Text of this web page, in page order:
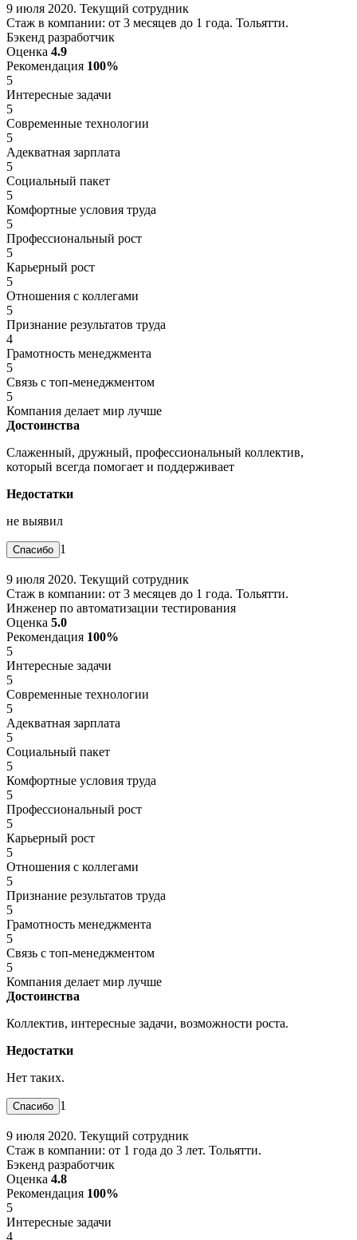
9 июля 2020. Текущий сотрудник
Стаж в компании: от 3 месяцев до 1 года. Тольятти.
Бэкенд разработчик
Оценка 4.9
Рекомендация 100%
5
Интересные задачи
5
Современные технологии
5
Адекватная зарплата
5
Социальный пакет
5
Комфортные условия труда
5
Профессиональный рост
5
Карьерный рост
5
Отношения с коллегами
5
Признание результатов труда
4
Грамотность менеджмента
5
Связь с топ-менеджментом
5
Компания делает мир лучше
Достоинства
Слаженный, дружный, профессиональный коллектив,
который всегда помогает и поддерживает
Недостатки
не выявил
1
9 июля 2020. Текущий сотрудник
Стаж в компании: от 3 месяцев до 1 года. Тольятти.
Инженер по автоматизации тестирования
Оценка 5.0
Рекомендация 100%
5
Интересные задачи
5
Современные технологии
5
Адекватная зарплата
5
Социальный пакет
5
Комфортные условия труда
5
Профессиональный рост
5
Карьерный рост
5
Отношения с коллегами
5
Признание результатов труда
5
Грамотность менеджмента
5
Связь с топ-менеджментом
5
Компания делает мир лучше
Достоинства
Коллектив, интересные задачи, возможности роста.
Недостатки
Нет таких.
1
9 июля 2020. Текущий сотрудник
Стаж в компании: от 1 года до 3 лет. Тольятти.
Бэкенд разработчик
Оценка 4.8
Рекомендация 100%
5
Интересные задачи
4